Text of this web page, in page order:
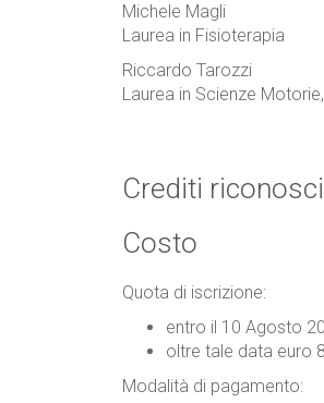
Michele Magli
Laurea in Fisioterapia
Riccardo Tarozzi
Laurea in Scienze
Crediti
Costo
Quota di iscrizione:
entro il 10 Agosto
oltre tale data euro
Modalità di pagamento: